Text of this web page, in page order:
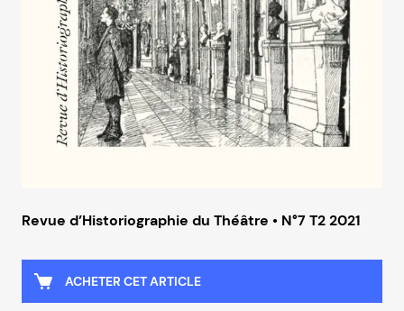
Revue d’Historiographie du Théâtre • N°7 T2 2021
ACHETER CET ARTICLE